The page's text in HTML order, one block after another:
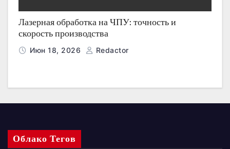
Лазерная обработка на ЧПУ: точность и
скорость производства
Июн 18, 2026 Redactor
Облако Тегов